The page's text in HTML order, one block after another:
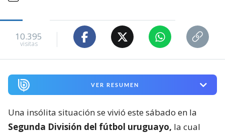
10.395
visitas
VER RESUMEN
Una insólita situación se vivió este sábado en la
Segunda División del fútbol uruguayo, la cual